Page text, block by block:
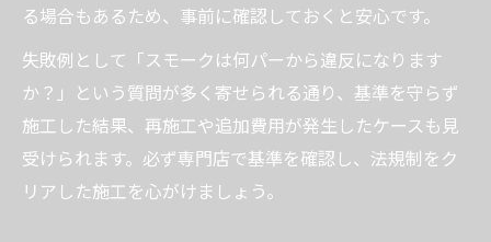
る場合もあるため、事前に確認しておくと安心です。
失敗例として「スモークは何パーから違反になります
か？」という質問が多く寄せられる通り、基準を守らず
施工した結果、再施工や追加費用が発生したケースも見
受けられます。必ず専門店で基準を確認し、法規制をク
リアした施工を心がけましょう。